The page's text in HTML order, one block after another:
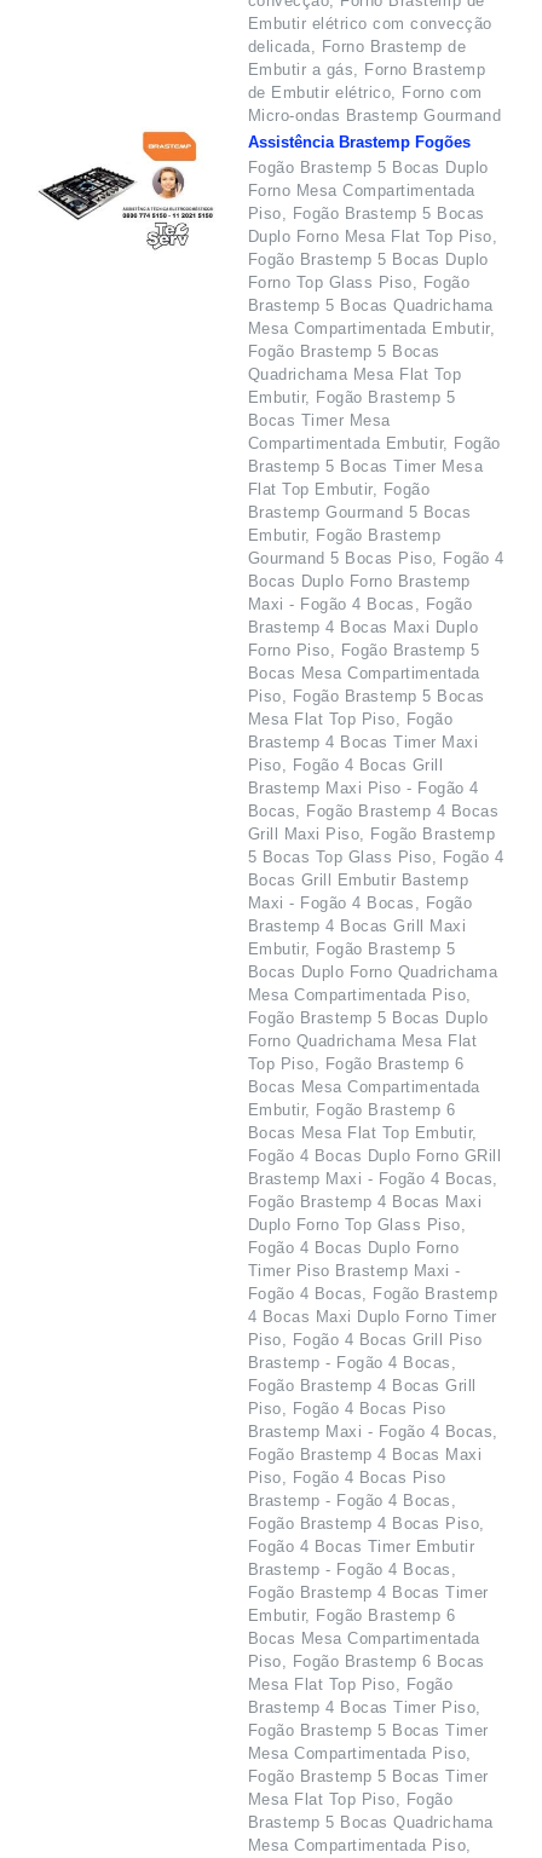
Embutir elétrico com convecção
delicada, Forno Brastemp de
Embutir a gás, Forno Brastemp
de Embutir elétrico, Forno com
Micro-ondas Brastemp Gourmand
Assistência Brastemp Fogões
Fogão Brastemp 5 Bocas Duplo
Forno Mesa Compartimentada
Piso, Fogão Brastemp 5 Bocas
Duplo Forno Mesa Flat Top Piso,
Fogão Brastemp 5 Bocas Duplo
Forno Top Glass Piso, Fogão
Brastemp 5 Bocas Quadrichama
Mesa Compartimentada Embutir,
Fogão Brastemp 5 Bocas
Quadrichama Mesa Flat Top
Embutir, Fogão Brastemp 5
Bocas Timer Mesa
Compartimentada Embutir, Fogão
Brastemp 5 Bocas Timer Mesa
Flat Top Embutir, Fogão
Brastemp Gourmand 5 Bocas
Embutir, Fogão Brastemp
Gourmand 5 Bocas Piso, Fogão 4
Bocas Duplo Forno Brastemp
Maxi - Fogão 4 Bocas, Fogão
Brastemp 4 Bocas Maxi Duplo
Forno Piso, Fogão Brastemp 5
Bocas Mesa Compartimentada
Piso, Fogão Brastemp 5 Bocas
Mesa Flat Top Piso, Fogão
Brastemp 4 Bocas Timer Maxi
Piso, Fogão 4 Bocas Grill
Brastemp Maxi Piso - Fogão 4
Bocas, Fogão Brastemp 4 Bocas
Grill Maxi Piso, Fogão Brastemp
5 Bocas Top Glass Piso, Fogão 4
Bocas Grill Embutir Bastemp
Maxi - Fogão 4 Bocas, Fogão
Brastemp 4 Bocas Grill Maxi
Embutir, Fogão Brastemp 5
Bocas Duplo Forno Quadrichama
Mesa Compartimentada Piso,
Fogão Brastemp 5 Bocas Duplo
Forno Quadrichama Mesa Flat
Top Piso, Fogão Brastemp 6
Bocas Mesa Compartimentada
Embutir, Fogão Brastemp 6
Bocas Mesa Flat Top Embutir,
Fogão 4 Bocas Duplo Forno GRill
Brastemp Maxi - Fogão 4 Bocas,
Fogão Brastemp 4 Bocas Maxi
Duplo Forno Top Glass Piso,
Fogão 4 Bocas Duplo Forno
Timer Piso Brastemp Maxi -
Fogão 4 Bocas, Fogão Brastemp
4 Bocas Maxi Duplo Forno Timer
Piso, Fogão 4 Bocas Grill Piso
Brastemp - Fogão 4 Bocas,
Fogão Brastemp 4 Bocas Grill
Piso, Fogão 4 Bocas Piso
Brastemp Maxi - Fogão 4 Bocas,
Fogão Brastemp 4 Bocas Maxi
Piso, Fogão 4 Bocas Piso
Brastemp - Fogão 4 Bocas,
Fogão Brastemp 4 Bocas Piso,
Fogão 4 Bocas Timer Embutir
Brastemp - Fogão 4 Bocas,
Fogão Brastemp 4 Bocas Timer
Embutir, Fogão Brastemp 6
Bocas Mesa Compartimentada
Piso, Fogão Brastemp 6 Bocas
Mesa Flat Top Piso, Fogão
Brastemp 4 Bocas Timer Piso,
Fogão Brastemp 5 Bocas Timer
Mesa Compartimentada Piso,
Fogão Brastemp 5 Bocas Timer
Mesa Flat Top Piso, Fogão
Brastemp 5 Bocas Quadrichama
Mesa Compartimentada Piso,